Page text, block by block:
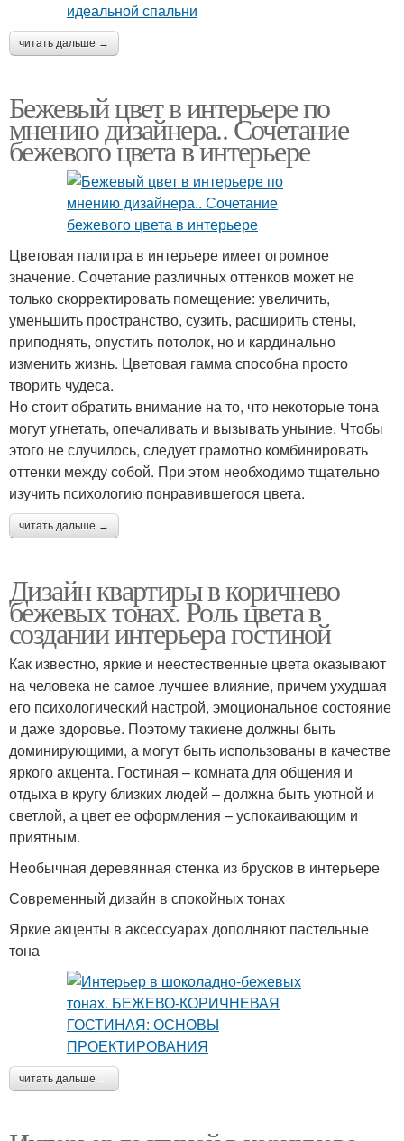
читать дальше →
Бежевый цвет в интерьере по
мнению дизайнера.. Сочетание
бежевого цвета в интерьере
Цветовая палитра в интерьере имеет огромное
значение. Сочетание различных оттенков может не
только скорректировать помещение: увеличить,
уменьшить пространство, сузить, расширить стены,
приподнять, опустить потолок, но и кардинально
изменить жизнь. Цветовая гамма способна просто
творить чудеса.
Но стоит обратить внимание на то, что некоторые тона
могут угнетать, опечаливать и вызывать уныние. Чтобы
этого не случилось, следует грамотно комбинировать
оттенки между собой. При этом необходимо тщательно
изучить психологию понравившегося цвета.
читать дальше →
Дизайн квартиры в коричнево
бежевых тонах. Роль цвета в
создании интерьера гостиной
Как известно, яркие и неестественные цвета оказывают
на человека не самое лучшее влияние, причем ухудшая
его психологический настрой, эмоциональное состояние
и даже здоровье. Поэтому такиене должны быть
доминирующими, а могут быть использованы в качестве
яркого акцента. Гостиная – комната для общения и
отдыха в кругу близких людей – должна быть уютной и
светлой, а цвет ее оформления – успокаивающим и
приятным.
Необычная деревянная стенка из брусков в интерьере
Современный дизайн в спокойных тонах
Яркие акценты в аксессуарах дополняют пастельные
тона
читать дальше →